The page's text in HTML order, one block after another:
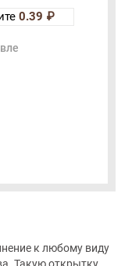
0.39 ₽
к любому виду